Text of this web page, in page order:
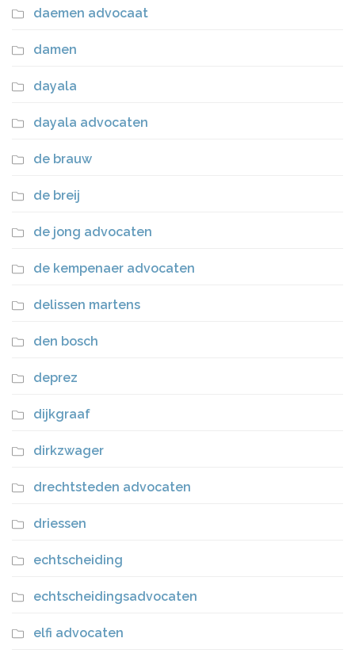
daemen advocaat
damen
dayala
dayala advocaten
de brauw
de breij
de jong advocaten
de kempenaer advocaten
delissen martens
den bosch
deprez
dijkgraaf
dirkzwager
drechtsteden advocaten
driessen
echtscheiding
echtscheidingsadvocaten
elfi advocaten